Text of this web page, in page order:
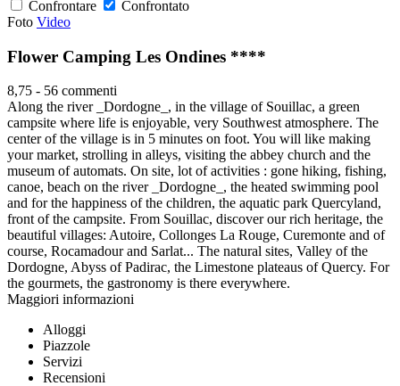
Confrontare
Confrontato
Foto Video
Flower Camping Les Ondines ****
8,75 - 56 commenti
Along the river _Dordogne_, in the village of Souillac, a green
campsite where life is enjoyable, very Southwest atmosphere. The
center of the village is in 5 minutes on foot. You will like making
your market, strolling in alleys, visiting the abbey church and the
museum of automats. On site, lot of activities : gone hiking, fishing,
canoe, beach on the river _Dordogne_, the heated swimming pool
and for the happiness of the children, the aquatic park Quercyland,
front of the campsite. From Souillac, discover our rich heritage, the
beautiful villages: Autoire, Collonges La Rouge, Curemonte and of
course, Rocamadour and Sarlat... The natural sites, Valley of the
Dordogne, Abyss of Padirac, the Limestone plateaus of Quercy. For
the gourmets, the gastronomy is there everywhere.
Maggiori informazioni
Alloggi
Piazzole
Servizi
Recensioni